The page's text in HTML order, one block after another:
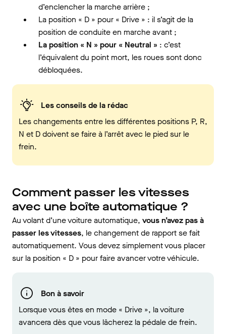
d’enclencher la marche arrière ;
La position « D » pour « Drive » : il s’agit de la
position de conduite en marche avant ;
La position « N » pour « Neutral » : c’est
l’équivalent du point mort, les roues sont donc
débloquées.
Les conseils de la rédac
Les changements entre les différentes positions P, R,
N et D doivent se faire à l’arrêt avec le pied sur le
frein.
Comment passer les vitesses
avec une boîte automatique ?
Au volant d’une voiture automatique, vous n’avez pas à
passer les vitesses, le changement de rapport se fait
automatiquement. Vous devez simplement vous placer
sur la position « D » pour faire avancer votre véhicule.
Bon à savoir
Lorsque vous êtes en mode « Drive », la voiture
avancera dès que vous lâcherez la pédale de frein.